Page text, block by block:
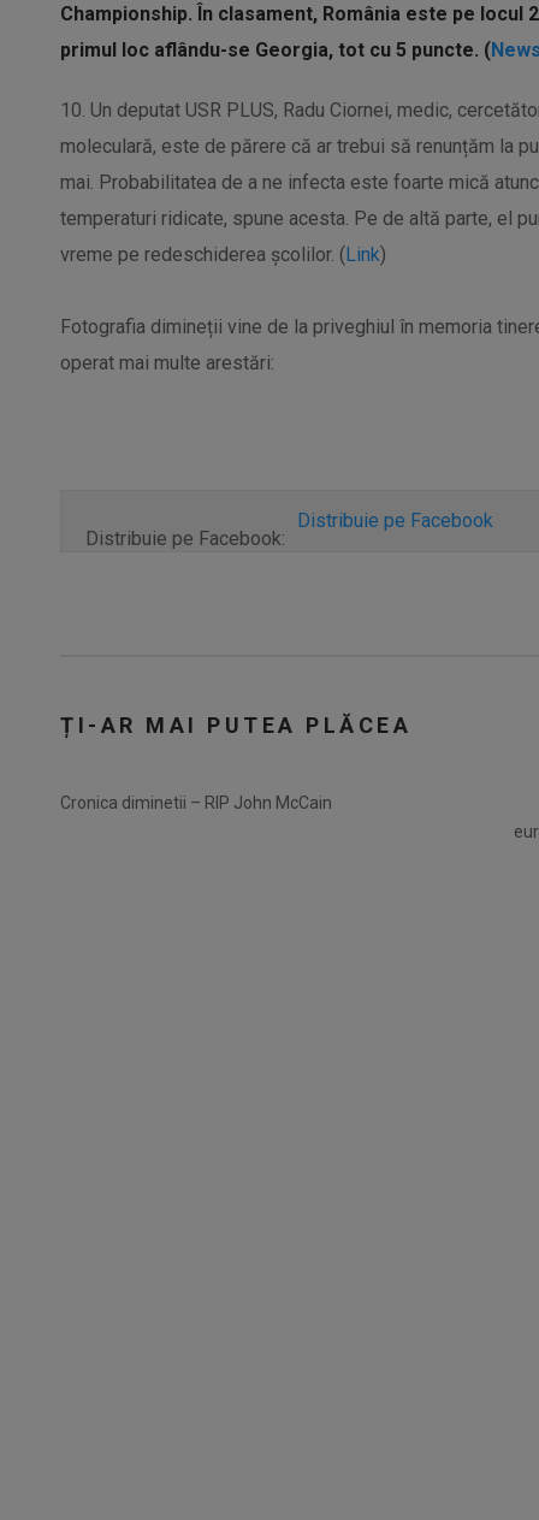
Championship. În clasament, România este pe locul
primul loc aflându-se Georgia, tot cu 5 puncte. (
10. Un deputat USR PLUS, Radu Ciornei, medic,
moleculară, este de părere că ar trebui să renunțăm la
mai. Probabilitatea de a ne infecta este foarte mică
temperaturi ridicate, spune acesta. Pe de altă parte, el
vreme pe redeschiderea școlilor. (Link)
Fotografia dimineții vine de la priveghiul în memoria
operat mai multe arestări:
Distribuie pe Facebook:
Distribuie pe Facebook
ȚI-AR MAI PUTEA PLĂCEA
Cronica diminetii – RIP John McCain